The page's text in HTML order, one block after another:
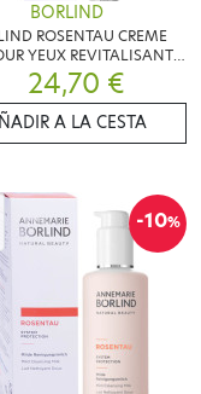
BORLIND
ROSENTAU CREME
YEUX REVITALISANTE
15ML
24,70 €
A LA CESTA
-10%